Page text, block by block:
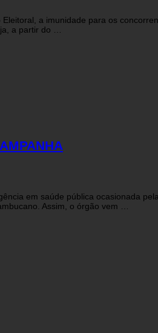
a imunidade para os
a partir do …
em saúde pública ocasionada
Assim, o órgão vem …